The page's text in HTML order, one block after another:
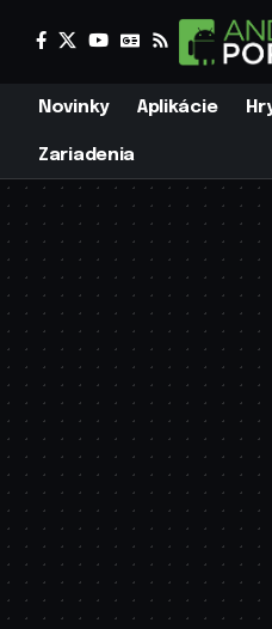
Novinky Aplikácie
Zariadenia